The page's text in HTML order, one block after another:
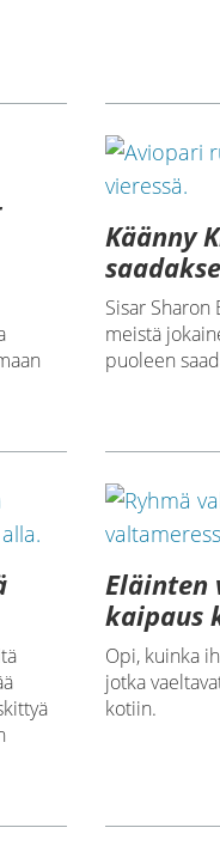
Käänny
Sisar Sharon
meistä
puoleen
Eläinten
kaipaus
Opi, kuinka
jotka
kotiin.